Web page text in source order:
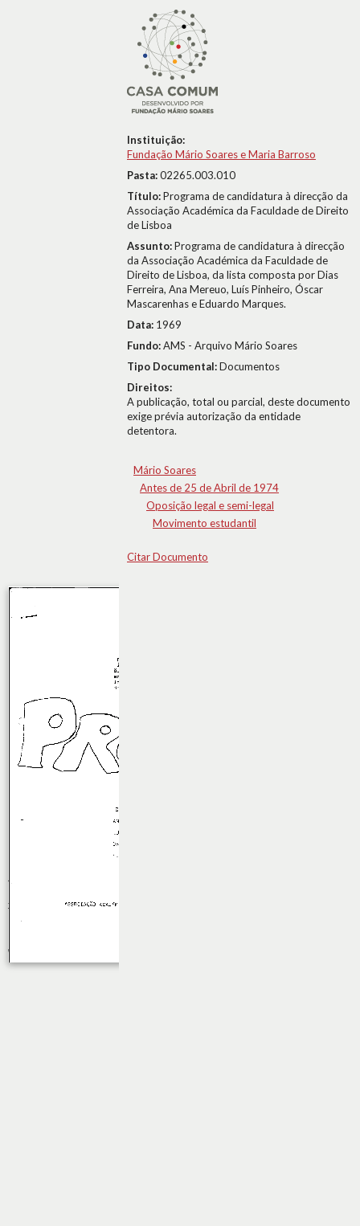
Instituição:
Fundação Mário Soares e Maria Barroso
Pasta:02265.003.010
Título:Programa de candidatura à direcção da
Associação Académica da Faculdade de Direito
de Lisboa
Assunto:Programa de candidatura à direcção
da Associação Académica da Faculdade de
Direito de Lisboa, da lista composta por Dias
Ferreira, Ana Mereuo, Luís Pinheiro, Óscar
Mascarenhas e Eduardo Marques.
Data: 1969
Fundo:AMS - Arquivo Mário Soares
Tipo Documental:Documentos
Direitos:
A publicação, total ou parcial, deste documento
exige prévia autorização da entidade
detentora.
Mário Soares
Antes de 25 de Abril de 1974
Oposição legal e semi-legal
Movimento estudantil
Citar Documento